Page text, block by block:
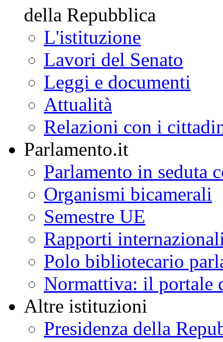
della Repubblica
L'istituzione
Lavori del Senato
Leggi e documenti
Attualità
Relazioni con i
Parlamento.it
Parlamento in seduta
Organismi bicamerali
Semestre UE
Rapporti
Polo bibliotecario
Normattiva: il portale
Altre istituzioni
Presidenza della